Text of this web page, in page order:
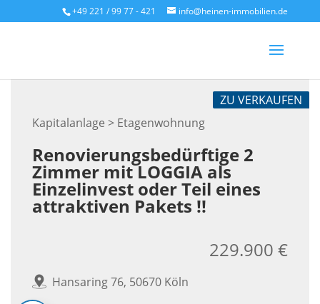
+49 221 / 99 77 - 421 info@heinen-immobilien.de
Kapitalanlage > Etagenwohnung
ZU VERKAUFEN
Renovierungsbedürftige 2
Zimmer mit LOGGIA als
Einzelinvest oder Teil eines
attraktiven Pakets !!
Hansaring 76, 50670 Köln
229.900 €